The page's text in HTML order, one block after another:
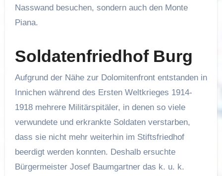
Nasswand besuchen, sondern auch den Monte
Piana.
Soldatenfriedhof Burg
Aufgrund der Nähe zur Dolomitenfront entstanden in
Innichen während des Ersten Weltkrieges 1914-
1918 mehrere Militärspitäler, in denen so viele
verwundete und erkrankte Soldaten verstarben,
dass sie nicht mehr weiterhin im Stiftsfriedhof
beerdigt werden konnten. Deshalb ersuchte
Bürgermeister Josef Baumgartner das k. u. k.